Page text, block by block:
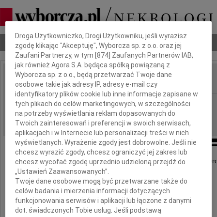
Nekrologi Odeszli Poradnik pogrzebowy
IMIĘ I NAZWISKO:
REGION: Płock
DATA EMISJI: 30.10.2020
Wyrazy głębokiego współczucia z powodu
Mamy
Renacie Cichockiej
Dbamy o Twoją prywatność
Droga Użytkowniczko, Drogi Użytkowniku, jeśli wyrazisz
zgodę klikając "Akceptuję", Wyborcza sp. z o.o. oraz jej
Zaufani Partnerzy, w tym [874 ] Zaufanych Partnerów IAB,
jak również Agora S.A. będąca spółką powiązaną z
Wyborcza sp. z o.o., będą przetwarzać Twoje dane
osobowe takie jak adresy IP, adresy e-mail czy
identyfikatory plików cookie lub inne informacje zapisane w
tych plikach do celów marketingowych, w szczególności
na potrzeby wyświetlania reklam dopasowanych do
Twoich zainteresowań i preferencji w swoich serwisach,
aplikacjach i w Internecie lub personalizacji treści w nich
wyświetlanych. Wyrażenie zgody jest dobrowolne. Jeśli nie
chcesz wyrazić zgody, chcesz ograniczyć jej zakres lub
chcesz wycofać zgodę uprzednio udzieloną przejdź do
„Ustawień Zaawansowanych”.
Twoje dane osobowe mogą być przetwarzane także do
celów badania i mierzenia informacji dotyczących
funkcjonowania serwisów i aplikacji lub łączone z danymi
dot. świadczonych Tobie usług. Jeśli podstawą